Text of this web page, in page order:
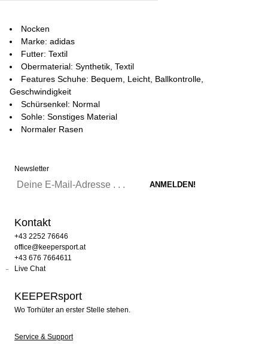
Nocken
Marke: adidas
Futter: Textil
Obermaterial: Synthetik, Textil
Features Schuhe: Bequem, Leicht, Ballkontrolle,
Geschwindigkeit
Schürsenkel: Normal
Sohle: Sonstiges Material
Normaler Rasen
Newsletter
Kontakt
+43 2252 76646
office@keepersport.at
+43 676 7664611
Live Chat
KEEPERsport
Wo Torhüter an erster Stelle stehen.
Service & Support